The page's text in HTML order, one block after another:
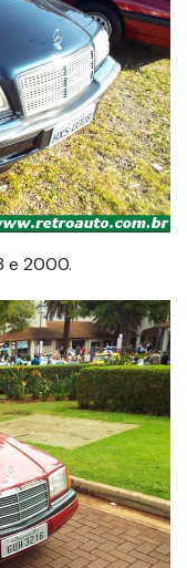
e 2000.